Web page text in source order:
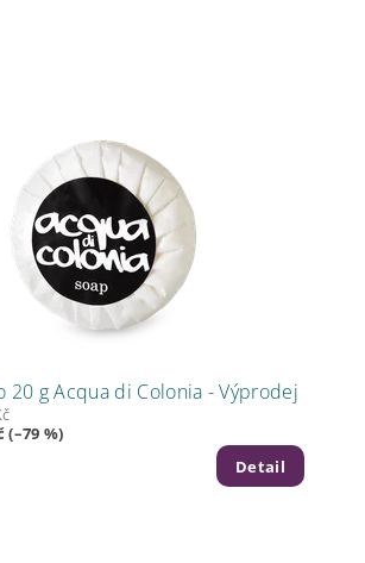
20 g Acqua di Colonia - Výprodej
(–79 %)
Detail